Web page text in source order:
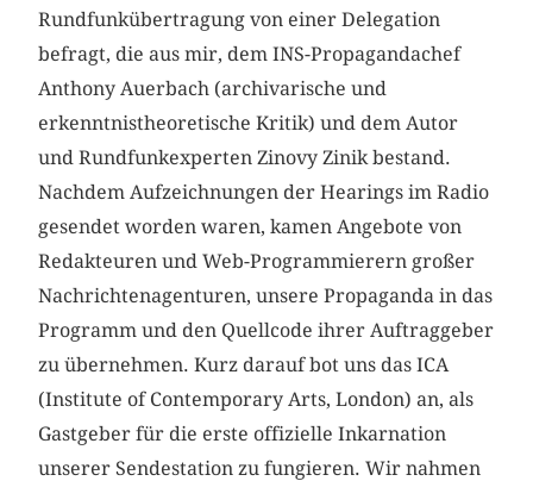
Rundfunkübertragung von einer Delegation
befragt, die aus mir, dem INS-Propagandachef
Anthony Auerbach (archivarische und
erkenntnistheoretische Kritik) und dem Autor
und Rundfunkexperten Zinovy Zinik bestand.
Nachdem Aufzeichnungen der Hearings im Radio
gesendet worden waren, kamen Angebote von
Redakteuren und Web-Programmierern großer
Nachrichtenagenturen, unsere Propaganda in das
Programm und den Quellcode ihrer Auftraggeber
zu übernehmen. Kurz darauf bot uns das ICA
(Institute of Contemporary Arts, London) an, als
Gastgeber für die erste offizielle Inkarnation
unserer Sendestation zu fungieren. Wir nahmen